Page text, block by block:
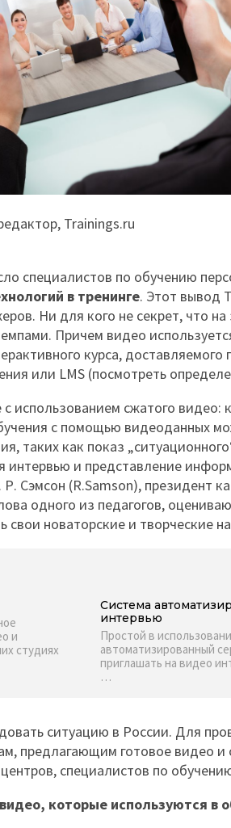
Trainings.ru
специалистов по обучению
в тренинге. Этот вывод
Ни для кого не секрет, что
Причем видео
курса,
или LMS (посмотреть
использованием сжатого
с помощью видеоданных
таких как показ
интервью и представление
Сэмсон (R.Samson), президент
одного из педагогов,
свои новаторские и творческие
и
студиях
Система
интервью
Простой в
автоматизированный
приглашать на видео
…
ситуацию в России. Для
предлагающим готовое видео
специалистов по
которые используются в